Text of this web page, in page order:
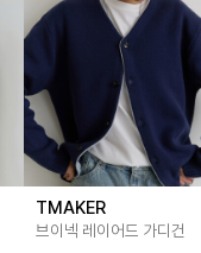
TMAKER
브이넥 레이어드 가디건